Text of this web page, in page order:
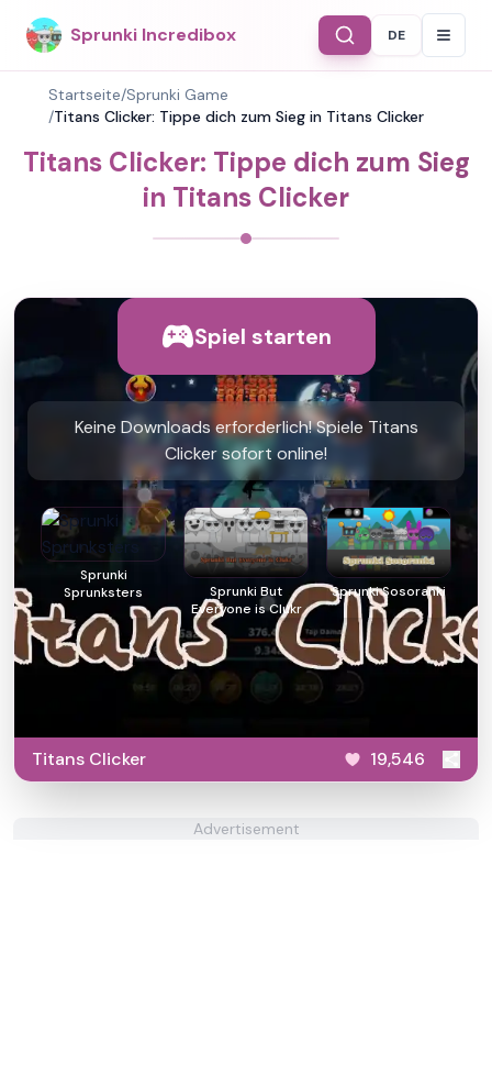
Sprunki Incredibox Select
DE
Startseite/Sprunki Game
/Titans Clicker: Tippe dich zum Sieg in Titans Clicker
Titans Clicker: Tippe dich zum Sieg
in Titans Clicker
Spiel starten
Keine Downloads erforderlich! Spiele Titans
Clicker sofort online!
Sprunki
Sprunksters
Sprunki But
Everyone is Clukr
Sprunki Sosoranki
Titans Clicker 19,546
Advertisement